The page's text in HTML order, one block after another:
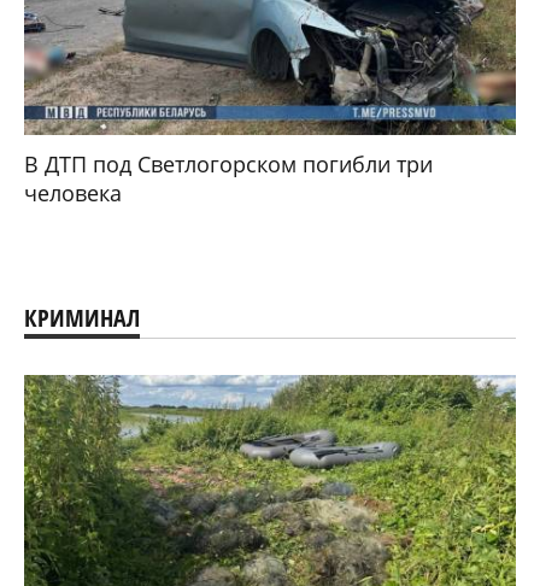
В ДТП под Светлогорском погибли три
человека
КРИМИНАЛ